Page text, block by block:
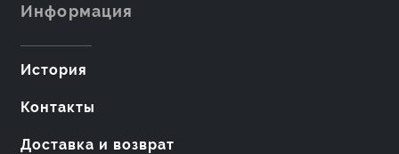
Информация
История
Контакты
Доставка и возврат